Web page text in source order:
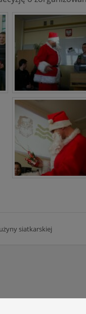
siatkarskiej